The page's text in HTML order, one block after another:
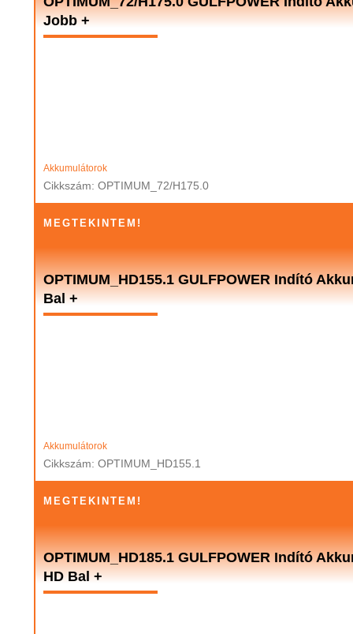
Jobb +
Akkumulátorok
Cikkszám: OPTIMUM_72/H175.0
MEGTEKINTEM!
OPTIMUM_HD155.1 GULFPOWER Indító
Bal +
Akkumulátorok
Cikkszám: OPTIMUM_HD155.1
MEGTEKINTEM!
OPTIMUM_HD185.1 GULFPOWER Indító
HD Bal +